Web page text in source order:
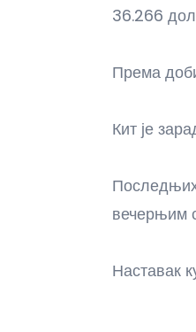
36.266
Према
Кит је
вечерњим
Наставак